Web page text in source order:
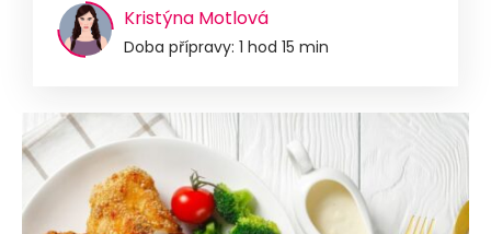
Kristýna Motlová
Doba přípravy: 1 hod 15 min